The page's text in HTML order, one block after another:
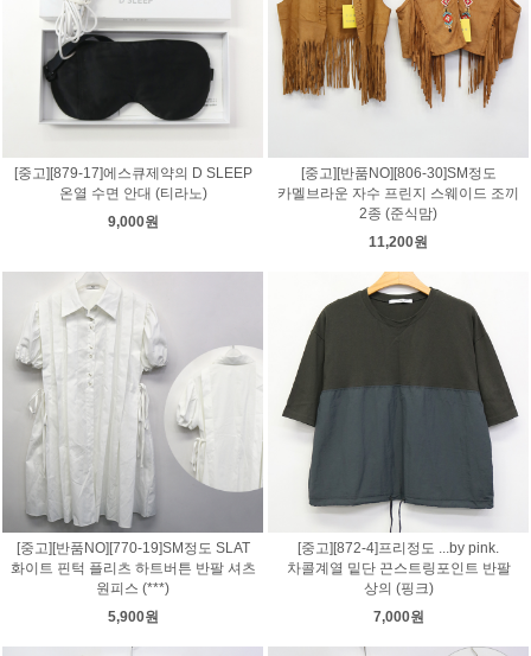
[중고][879-17]에스큐제약의 D SLEEP
온열 수면 안대 (티라노)
9,000원
[중고][반품NO][806-30]SM정도
카멜브라운 자수 프린지 스웨이드 조끼
2종 (준식맘)
11,200원
[중고][반품NO][770-19]SM정도 SLAT
화이트 핀턱 플리츠 하트버튼 반팔 셔츠
원피스 (***)
5,900원
[중고][872-4]프리정도 ...by pink.
차콜계열 밑단 끈스트링포인트 반팔
상의 (핑크)
7,000원